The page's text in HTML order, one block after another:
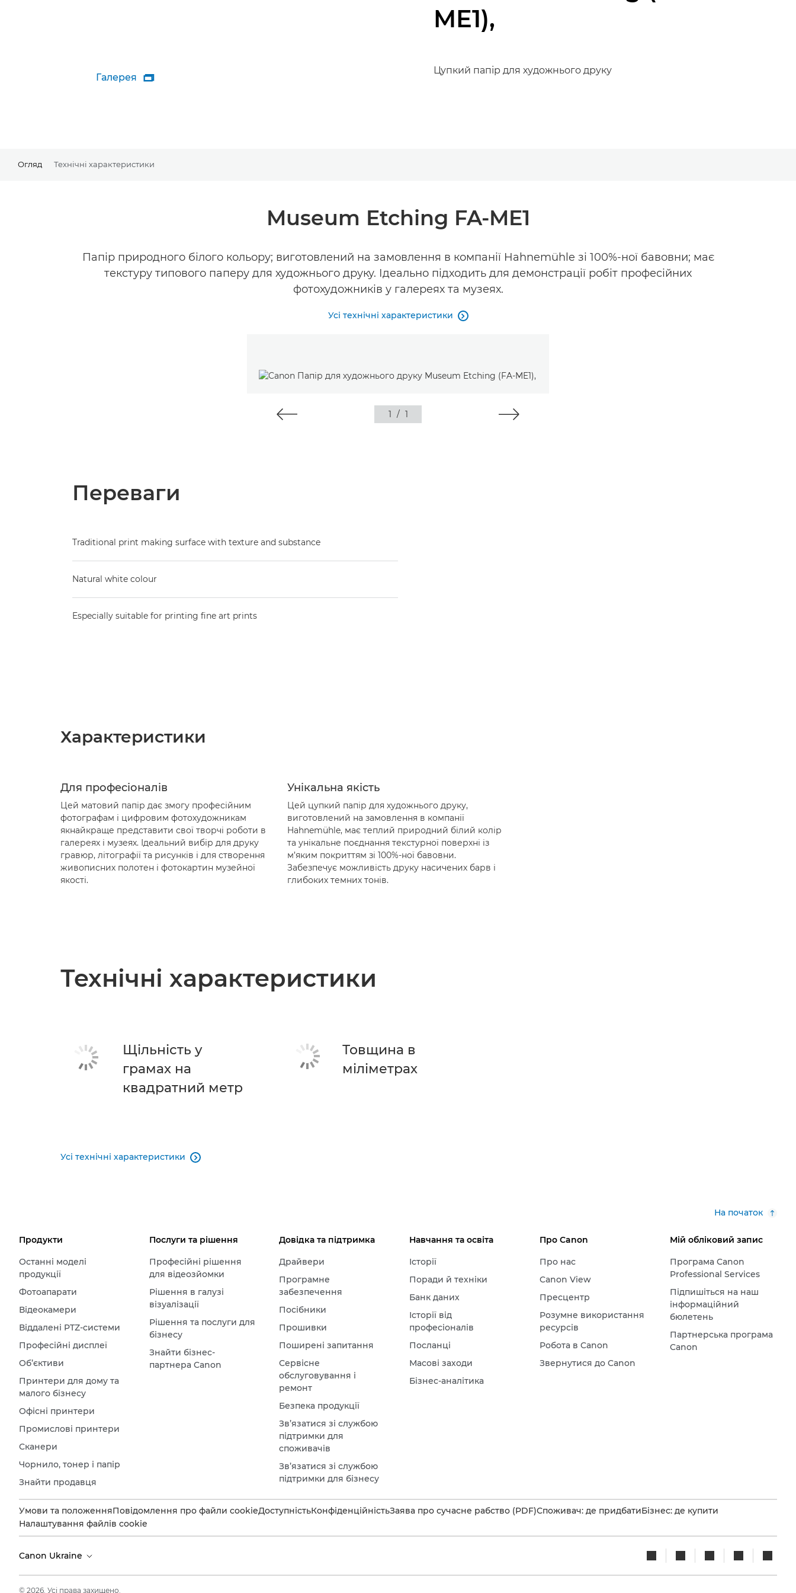
Галерея 
ME1),
Цупкий папір для художнього друку
Огляд Технічні характеристики
Museum Etching FA-ME1
Папір природного білого кольору; виготовлений на замовлення в компанії Hahnemühle зі 100%-ної бавовни; має
текстуру типового паперу для художнього друку. Ідеально підходить для демонстрації робіт професійних
фотохудожників у галереях та музеях.
Усі технічні характеристики 
1 / 1
Переваги
Traditional print making surface with texture and substance
Natural white colour
Especially suitable for printing fine art prints
Характеристики
Для професіоналів
Цей матовий папір дає змогу професійним
фотографам і цифровим фотохудожникам
якнайкраще представити свої творчі роботи в
галереях і музеях. Ідеальний вибір для друку
гравюр, літографії та рисунків і для створення
живописних полотен і фотокартин музейної
якості.
Унікальна якість
Цей цупкий папір для художнього друку,
виготовлений на замовлення в компанії
Hahnemühle, має теплий природний білий колір
та унікальне поєднання текстурної поверхні із
м’яким покриттям зі 100%-ної бавовни.
Забезпечує можливість друку насичених барв і
глибоких темних тонів.
Технічні характеристики
Щільність у
грамах на
квадратний метр
Товщина в
міліметрах
Усі технічні характеристики 
На початок
Продукти
Останні моделі
продукції
Фотоапарати
Відеокамери
Віддалені PTZ-системи
Професійні дисплеї
Об’єктиви
Принтери для дому та
малого бізнесу
Офісні принтери
Промислові принтери
Сканери
Чорнило, тонер і папір
Знайти продавця
Послуги та рішення
Професійні рішення
для відеозйомки
Рішення в галузі
візуалізації
Рішення та послуги для
бізнесу
Знайти бізнес-
партнера Canon
Довідка та підтримка
Драйвери
Програмне
забезпечення
Посібники
Прошивки
Поширені запитання
Сервісне
обслуговування і
ремонт
Безпека продукції
Зв’язатися зі службою
підтримки для
споживачів
Зв’язатися зі службою
підтримки для бізнесу
Навчання та освіта
Історії
Поради й техніки
Банк даних
Історії від
професіоналів
Посланці
Масові заходи
Бізнес-аналітика
Про Canon
Про нас
Canon View
Пресцентр
Розумне використання
ресурсів
Робота в Canon
Звернутися до Canon
Мій обліковий запис
Програма Canon
Professional Services
Підпишіться на наш
інформаційний
бюлетень
Партнерська програма
Canon
Умови та положенняПовідомлення про файли cookieДоступністьКонфіденційністьЗаява про сучасне рабство (PDF)Споживач: де придбатиБізнес: де купити
Налаштування файлів cookie
Canon Ukraine
© 2026. Усі права захищено.